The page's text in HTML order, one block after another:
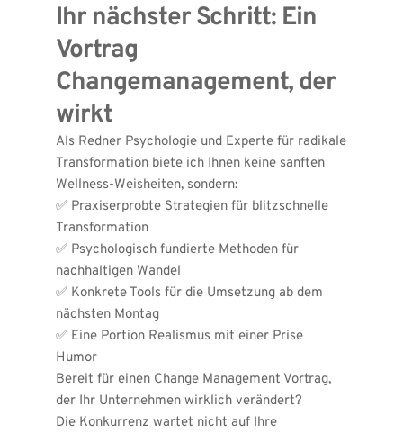
Ihr nächster Schritt: Ein
Vortrag
Changemanagement, der
wirkt
Als Redner Psychologie und Experte für radikale
Transformation biete ich Ihnen keine sanften
Wellness-Weisheiten, sondern:
✅ Praxiserprobte Strategien für blitzschnelle
Transformation
✅ Psychologisch fundierte Methoden für
nachhaltigen Wandel
✅ Konkrete Tools für die Umsetzung ab dem
nächsten Montag
✅ Eine Portion Realismus mit einer Prise
Humor
Bereit für einen Change Management Vortrag,
der Ihr Unternehmen wirklich verändert?
Die Konkurrenz wartet nicht auf Ihre